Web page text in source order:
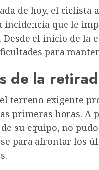
de hoy, el ciclista
incidencia que le
el inicio de la
para
de la
terreno exigente
primeras horas. A
su equipo, no pudo
para afrontar los